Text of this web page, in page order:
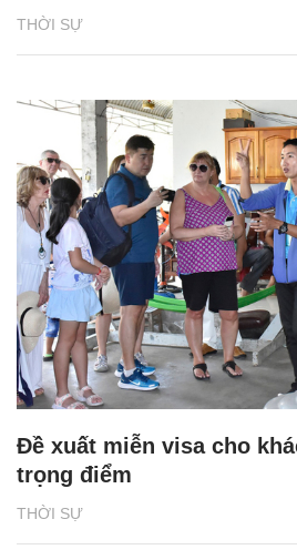
THỜI SỰ
THỜI SỰ
Đề xuất miễn visa cho
trọng điểm